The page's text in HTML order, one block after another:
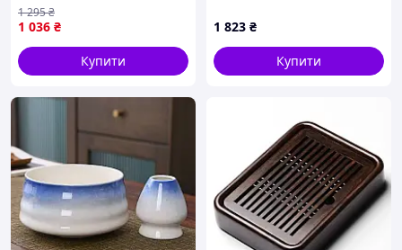
1 036 ₴
1 295₴
Купити
прямокутний з піддоном із
неіржавкої сталі
1 823 ₴
Купити